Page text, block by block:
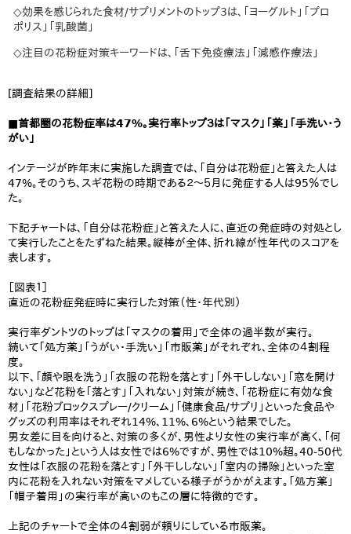
◇効果を感じられた食材/サプリメントのトップ3は、「ヨーグルト」「プロ
ポリス」「乳酸菌」
◇注目の花粉症対策キーワードは、「舌下免疫療法」「減感作療法」
[調査結果の詳細]
■首都圏の花粉症率は47%。実行率トップ３は「マスク」「薬」「手洗い・う
がい」
インテージが昨年末に実施した調査では、「自分は花粉症」と答えた人は
47%。そのうち、スギ花粉の時期である２～５月に発症する人は95％でし
た。
下記チャートは、「自分は花粉症」と答えた人に、直近の発症時の対処とし
て実行したことをたずねた結果。縦棒が全体、折れ線が性年代のスコアを
表します。
［図表１］
直近の花粉症発症時に実行した対策（性・年代別）
実行率ダントツのトップは「マスクの着用」で全体の過半数が実行。
続いて「処方薬」「うがい・手洗い」「市販薬」がそれぞれ、全体の４割程
度。
以下、「顏や眼を洗う」「衣服の花粉を落とす」「外干ししない」「窓を開け
ない」など花粉を「落とす」「入れない」対策が続き、「花粉症に有効な食
材」「花粉ブロックスプレー/クリーム」「健康食品/サプリ」といった食品や
グッズの利用率はそれぞれ14%、11%、6%という結果でした。
男女差に目を向けると、対策の多くが、男性より女性の実行率が高く、「何
もしなかった」という人は女性では6%ですが、男性では10%超。40-50代
女性は「衣服の花粉を落とす」「外干ししない」「室内の掃除」といった室
内に花粉を入れない対策をマメしている様子がうかがえます。「処方薬」
「帽子着用」の実行率が高いのもこの層に特徴的です。
上記のチャートで全体の４割弱が頼りにしている市販薬。